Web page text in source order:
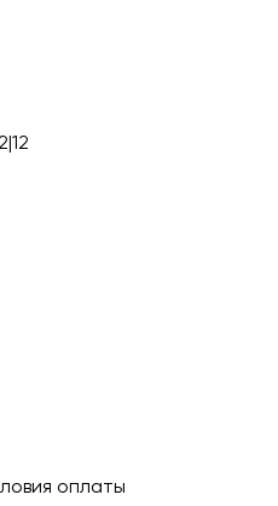
оплаты